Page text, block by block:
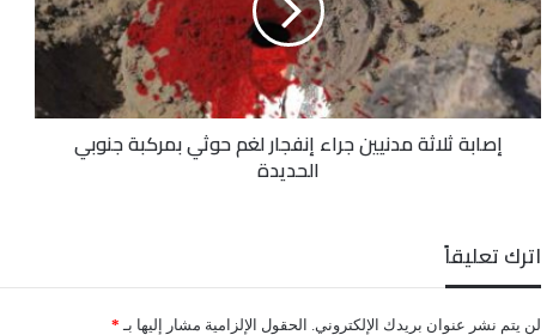
إنفجار
لغم
حوثي
بمركبة
جنوبي
الحديدةإصابة ثلاثة مدنيين جراء إنفجار لغم حوثي بمركبة جنوبي
الحديدة
اترك تعليقاً
لن يتم نشر عنوان بريدك الإلكتروني. الحقول الإلزامية مشار إليها بـ *